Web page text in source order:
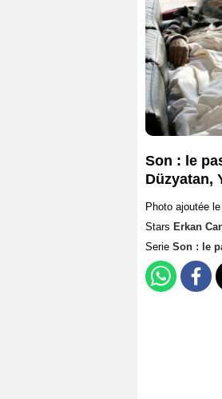
Son : le
Düzyatan,
Photo ajoutée
Stars Erkan
Serie Son : le